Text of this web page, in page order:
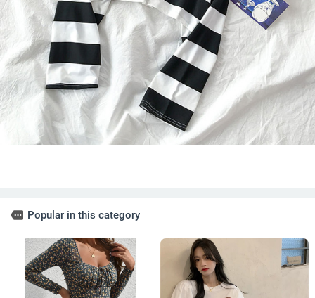
more Popular in this category